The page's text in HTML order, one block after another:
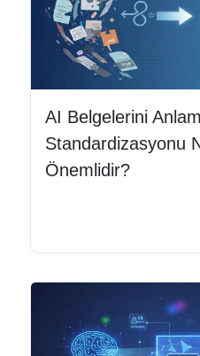
AI Belgelerini
Standardizasyonu
Önemlidir?